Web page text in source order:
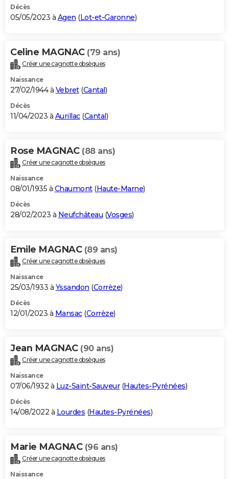
Décès
05/05/2023 à Agen (Lot-et-Garonne)
Celine MAGNAC (79 ans)
Créer une cagnotte obsèques
Naissance
27/02/1944 à Vebret(Cantal )
Décès
11/04/2023 à Aurillac(Cantal )
Rose MAGNAC (88 ans)
Créer une cagnotte obsèques
Naissance
08/01/1935 à Chaumont(Haute-Marne)
Décès
28/02/2023 à Neufchâteau (Vosges)
Emile MAGNAC (89 ans)
Créer une cagnotte obsèques
Naissance
25/03/1933 à Yssandon (Corrèze)
Décès
12/01/2023 à Mansac(Corrèze)
Jean MAGNAC (90 ans)
Créer une cagnotte obsèques
Naissance
07/06/1932 à Luz-Saint-Sauveur(Hautes-Pyrénées)
Décès
14/08/2022 à Lourdes (Hautes-Pyrénées)
Marie MAGNAC (96 ans)
Créer une cagnotte obsèques
Naissance